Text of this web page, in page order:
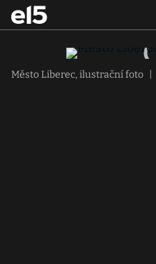
Město Liberec, ilustrační foto